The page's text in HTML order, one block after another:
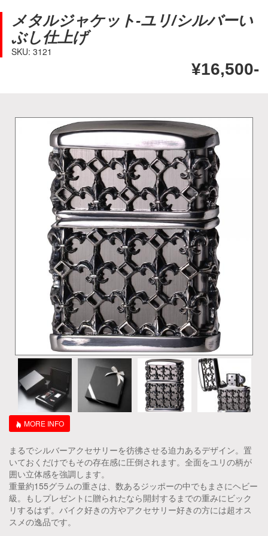
メタルジャケット-ユリ/シルバーい
ぶし仕上げ
SKU: 3121
¥16,500-
MORE INFO
まるでシルバーアクセサリーを彷彿させる迫力あるデザイン。置
いておくだけでもその存在感に圧倒されます。全面をユリの柄が
囲い立体感を強調します。
重量約155グラムの重さは、数あるジッポーの中でもまさにヘビー
級。もしプレゼントに贈られたなら開封するまでの重みにビック
リするはず。バイク好きの方やアクセサリー好きの方には超オス
スメの逸品です。